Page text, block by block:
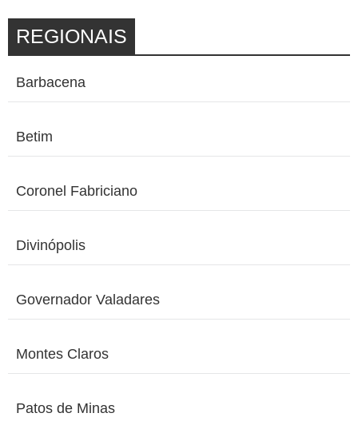
REGIONAIS
Barbacena
Betim
Coronel Fabriciano
Divinópolis
Governador Valadares
Montes Claros
Patos de Minas